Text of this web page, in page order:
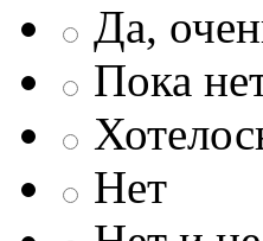
Да,
Пока
Нет